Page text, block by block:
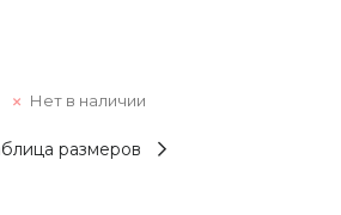
Нет в наличии
размеров